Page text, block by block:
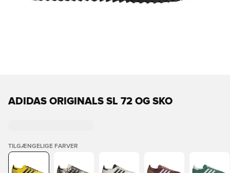
ADIDAS ORIGINALS SL 72 OG SKO
TILGÆNGELIGE FARVER